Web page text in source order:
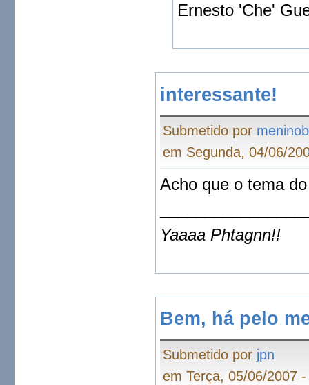
Ernesto 'Che'
interessante!
Submetido por
em Segunda, 04/06/
Acho que o tema
Yaaaa Phtagnn!!
Bem, há pelo
Submetido por jpn
em Terça, 05/06/2007